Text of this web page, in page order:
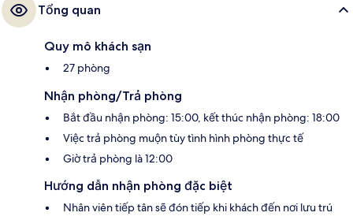
Tổng quan
Quy mô khách sạn
27 phòng
Nhận phòng/Trả phòng
Bắt đầu nhận phòng: 15:00, kết thúc nhận phòng: 18:00
Việc trả phòng muộn tùy tình hình phòng thực tế
Giờ trả phòng là 12:00
Hướng dẫn nhận phòng đặc biệt
Nhân viên tiếp tân sẽ đón tiếp khi khách đến nơi lưu trú